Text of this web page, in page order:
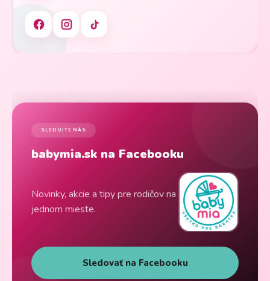
SLEDUJTE NÁS
babymia.sk na Facebooku
Novinky, akcie a tipy pre rodičov na
jednom mieste.
Sledovať na Facebooku